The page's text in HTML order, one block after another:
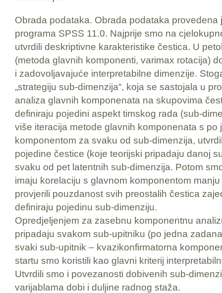
Obrada podataka. Obrada podataka provedena
programa SPSS 11.0. Najprije smo na
utvrdili deskriptivne karakteristike čestica. U
(metoda glavnih komponenti, varimax rotacija)
i zadovoljavajuće interpretabilne dimenzije.
„strategiju sub-dimenzija“, koja se sastojala u
analiza glavnih komponenata na skupovima
definiraju pojedini aspekt timskog rada (sub-
više iteracija metode glavnih komponenata s po
komponentom za svaku od sub-dimenzija,
pojedine čestice (koje teorijski pripadaju danoj
svaku od pet latentnih sub-dimenzija. Potom
imaju korelaciju s glavnom komponentom
provjerili pouzdanost svih preostalih čestica
definiraju pojedinu sub-dimenziju.
Opredjeljenjem za zasebnu komponentnu
pripadaju svakom sub-upitniku (po jedna
svaki sub-upitnik – kvazikonfirmatorna
startu smo koristili kao glavni kriterij
Utvrdili smo i povezanosti dobivenih sub-
varijablama dobi i duljine radnog staža.